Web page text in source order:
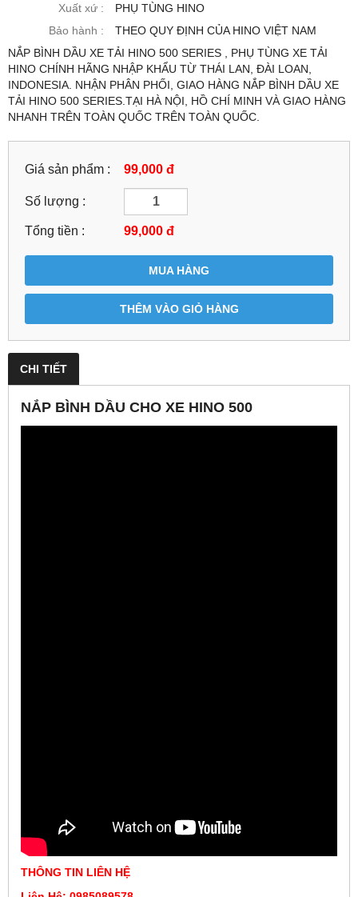
Xuất xứ :
PHỤ TÙNG HINO
Bảo hành :
THEO QUY ĐỊNH CỦA HINO VIỆT NAM
NẮP BÌNH DẦU XE TẢI HINO 500 SERIES , PHỤ TÙNG XE TẢI
HINO CHÍNH HÃNG NHẬP KHẨU TỪ THÁI LAN, ĐÀI LOAN,
INDONESIA. NHẬN PHÂN PHỐI, GIAO HÀNG NẮP BÌNH DẦU XE
TẢI HINO 500 SERIES.TẠI HÀ NỘI, HỒ CHÍ MINH VÀ GIAO HÀNG
NHANH TRÊN TOÀN QUỐC TRÊN TOÀN QUỐC.
Giá sản phẩm : 99,000 đ
Số lượng :
Tổng tiền : 99,000 đ
MUA HÀNG
THÊM VÀO GIỎ HÀNG
CHI TIẾT
NẮP BÌNH DẦU CHO XE HINO 500
THÔNG TIN LIÊN HỆ